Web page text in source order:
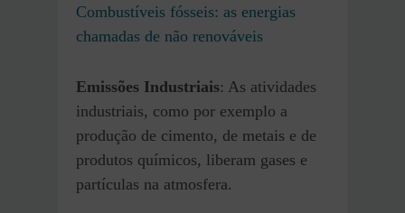
Combustíveis fósseis: as energias
chamadas de não renováveis
Emissões Industriais: As atividades
industriais, como por exemplo a
produção de cimento, de metais e de
produtos químicos, liberam gases e
partículas na atmosfera.